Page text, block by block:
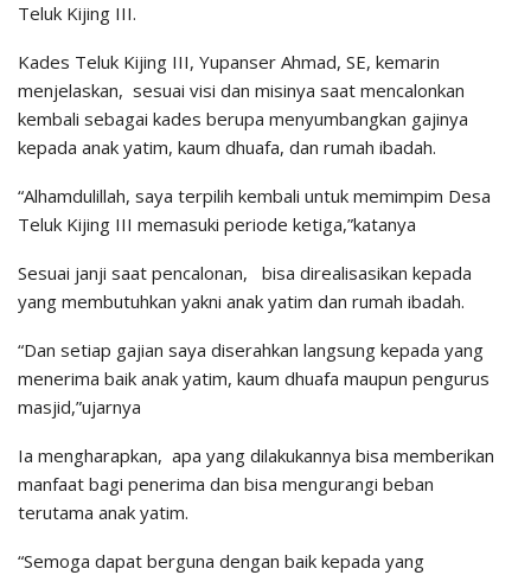
Teluk Kijing III.
Kades Teluk Kijing III, Yupanser Ahmad, SE, kemarin
menjelaskan, sesuai visi dan misinya saat mencalonkan
kembali sebagai kades berupa menyumbangkan gajinya
kepada anak yatim, kaum dhuafa, dan rumah ibadah.
“Alhamdulillah, saya terpilih kembali untuk memimpim Desa
Teluk Kijing III memasuki periode ketiga,”katanya
Sesuai janji saat pencalonan, bisa direalisasikan kepada
yang membutuhkan yakni anak yatim dan rumah ibadah.
“Dan setiap gajian saya diserahkan langsung kepada yang
menerima baik anak yatim, kaum dhuafa maupun pengurus
masjid,”ujarnya
Ia mengharapkan, apa yang dilakukannya bisa memberikan
manfaat bagi penerima dan bisa mengurangi beban
terutama anak yatim.
“Semoga dapat berguna dengan baik kepada yang